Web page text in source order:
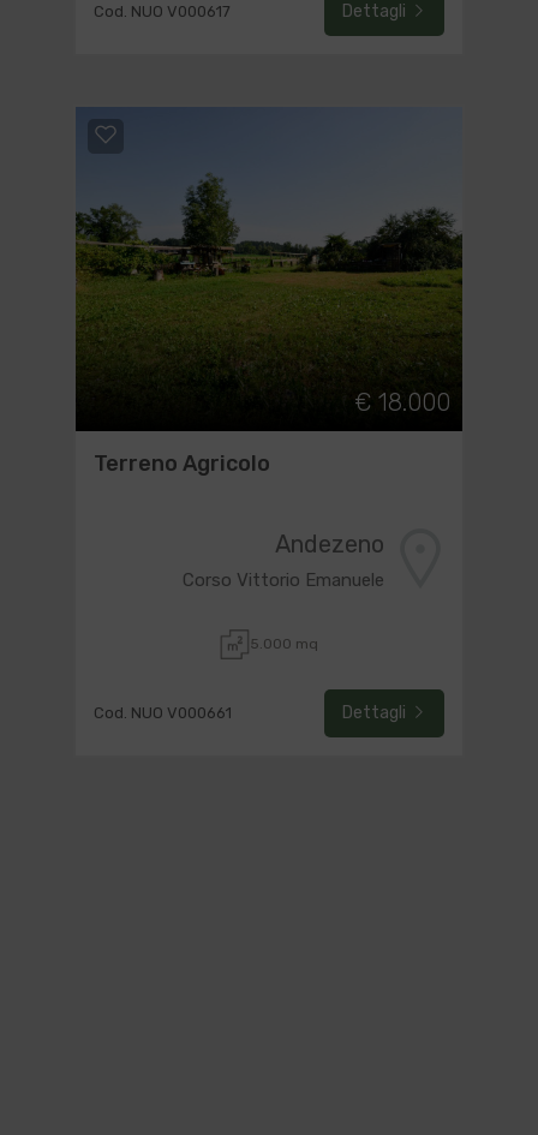
Cod. NUO V000617 Dettagli
€ 18.000
Terreno Agricolo
Andezeno
Corso Vittorio Emanuele
5.000 mq
Cod. NUO V000661 Dettagli